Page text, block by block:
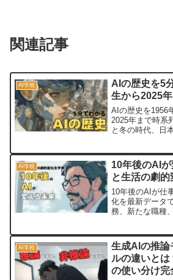
関連記事
AI学校
AIの歴史を5
生から2025
AIの歴史を1956
2025年まで時系
と冬の時代、日
礎知識を分かり
AI学校
10年後のAI
と生活の劇的
10年後のAIが仕
化を最新データ
務、新たな職種
AI学校
生成AIの推論
ルの違いと
の使い分け完